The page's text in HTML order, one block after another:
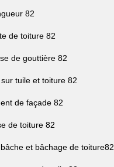
82
de toiture 82
de gouttière 82
tuile et toiture 82
de façade 82
de toiture 82
et bâchage de toiture82